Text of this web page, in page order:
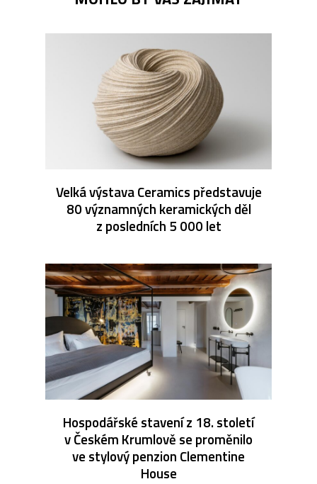
Velká výstava Ceramics představuje
80 významných keramických děl
z posledních 5 000 let
Hospodářské stavení z 18. století
v Českém Krumlově se proměnilo
ve stylový penzion Clementine
House